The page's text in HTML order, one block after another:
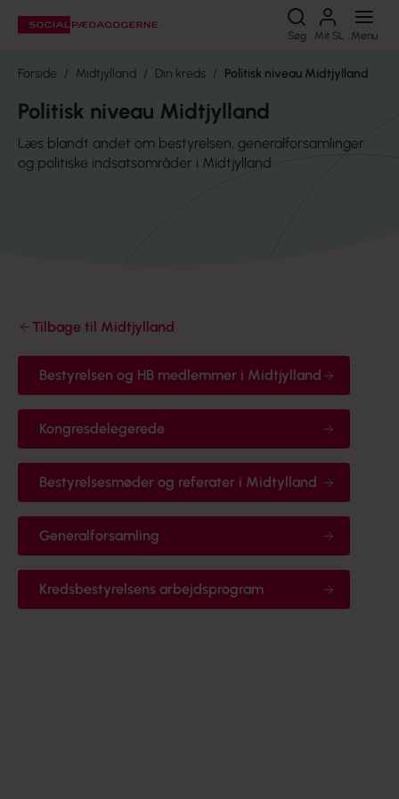
Søg Mit SL Menu
Søg
Forside Midtjylland Din kreds Politisk niveau Midtjylland
Politisk niveau Midtjylland
Læs blandt andet om bestyrelsen, generalforsamlinger
og politiske indsatsområder i Midtjylland
Tilbage til Midtjylland
Bestyrelsen og HB medlemmer i Midtjylland
Kongresdelegerede
Bestyrelsesmøder og referater i Midtylland
Generalforsamling
Kredsbestyrelsens arbejdsprogram